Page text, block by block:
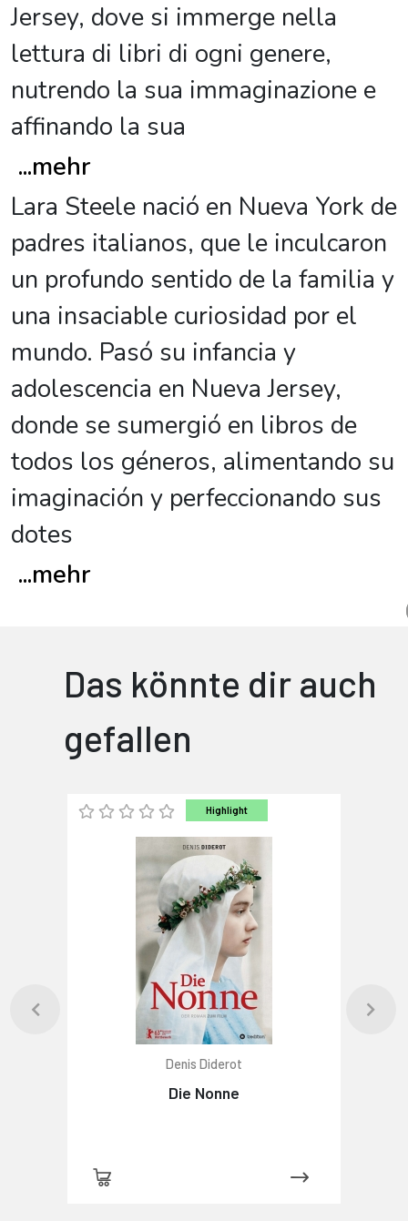
Jersey, dove si immerge nella
lettura di libri di ogni genere,
nutrendo la sua immaginazione e
affinando la sua
...mehr
Lara Steele nació en Nueva York de
padres italianos, que le inculcaron
un profundo sentido de la familia y
una insaciable curiosidad por el
mundo. Pasó su infancia y
adolescencia en Nueva Jersey,
donde se sumergió en libros de
todos los géneros, alimentando su
imaginación y perfeccionando sus
dotes
...mehr
Das könnte dir auch
gefallen
Highlight
Denis Diderot
Die Nonne